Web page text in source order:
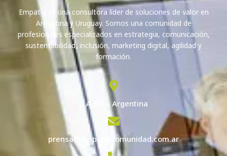
Empatía es una consultora líder de soluciones de valor en
Argentina y Uruguay. Somos una comunidad de
profesionales especializados en estrategia, comunicación,
sustentabilidad, inclusión, marketing digital, agilidad y
formación.
C.A.B.A - Argentina
prensa@empatiacomunidad.com.ar